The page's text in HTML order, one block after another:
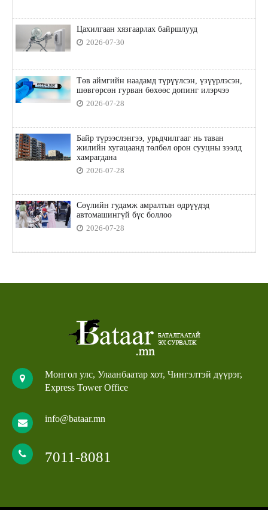
Цахилгаан хязгаарлах байршлууд
2026-07-30
Төв аймгийн наадамд түрүүлсэн, үзүүрлэсэн,
шөвгөрсөн гурван бөхөөс допинг илэрчээ
2026-07-28
Байр түрээслэнгээ, урьдчилгааг нь таван
жилийн хугацаанд төлбөл орон сууцны зээлд
хамрагдана
2026-07-28
Сөүлийн гудамж амралтын өдрүүдэд
автомашингүй бүс боллоо
2026-07-28
Монгол улс, Улаанбаатар хот, Чингэлтэй дүүрэг,
Express Tower Office
info@bataar.mn
7011-8081